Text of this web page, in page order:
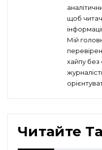
щоб
Мій
хайпу без
Читайте